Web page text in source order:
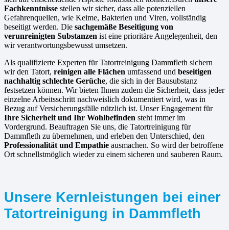
Fachkenntnisse stellen wir sicher, dass alle potenziellen
Gefahrenquellen, wie Keime, Bakterien und Viren, vollständig
beseitigt werden. Die sachgemäße Beseitigung von
verunreinigten Substanzen ist eine prioritäre Angelegenheit, den
wir verantwortungsbewusst umsetzen.
Als qualifizierte Experten für Tatortreinigung Dammfleth sichern
wir den Tatort, reinigen alle Flächen umfassend und beseitigen
nachhaltig schlechte Gerüche, die sich in der Bausubstanz
festsetzen können. Wir bieten Ihnen zudem die Sicherheit, dass jeder
einzelne Arbeitsschritt nachweislich dokumentiert wird, was in
Bezug auf Versicherungsfälle nützlich ist. Unser Engagement für
Ihre Sicherheit und Ihr Wohlbefinden steht immer im
Vordergrund. Beauftragen Sie uns, die Tatortreinigung für
Dammfleth zu übernehmen, und erleben den Unterschied, den
Professionalität und Empathie ausmachen. So wird der betroffene
Ort schnellstmöglich wieder zu einem sicheren und sauberen Raum.
Unsere Kernleistungen bei einer
Tatortreinigung in Dammfleth